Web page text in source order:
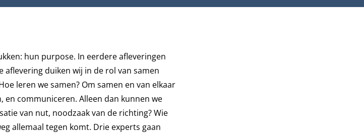
hun purpose. In eerdere afleveringen
duiken wij in de rol van samen
leren we samen? Om samen en van elkaar
communiceren. Alleen dan kunnen we
van nut, noodzaak van de richting? Wie
allemaal tegen komt. Drie experts gaan